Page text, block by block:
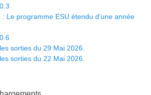
Le programme ESU étendu d’une année
sorties du 29 Mai 2026.
sorties du 22 Mai 2026.